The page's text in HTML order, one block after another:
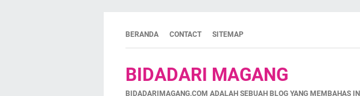
BERANDA CONTACT SITEMAP
BIDADARI MAGANG
BIDADARIMAGANG.COM ADALAH SEBUAH BLOG YANG MEMBAHAS